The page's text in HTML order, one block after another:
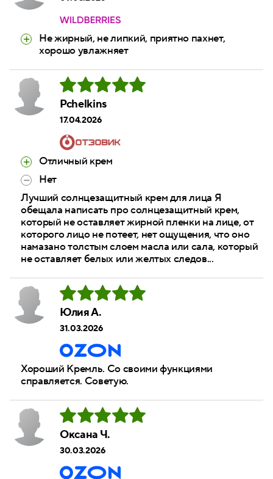
Не жирный, не липкий, приятно пахнет,
хорошо увлажняет
Pchelkins
17.04.2026
Отличный крем
Нет
Лучший солнцезащитный крем для лица Я
обещала написать про солнцезащитный крем,
который не оставляет жирной пленки на лице, от
которого лицо не потеет, нет ощущения, что оно
намазано толстым слоем масла или сала, который
не оставляет белых или желтых следов...
Юлия А.
31.03.2026
Хороший Кремль. Со своими функциями
справляется. Советую.
Оксана Ч.
30.03.2026